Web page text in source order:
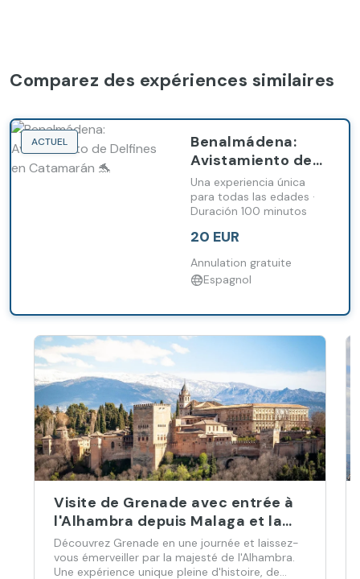
Comparez des expériences similaires
ACTUEL
Benalmádena:
Avistamiento de
Delfines en
Catamarán
Una experiencia única
para todas las edades ·
Duración 100 minutos
20 EUR
Annulation gratuite
Espagnol
Visite de Grenade avec entrée à
l'Alhambra depuis Malaga et la
Costa del Sol
Découvrez Grenade en une journée et laissez-
vous émerveiller par la majesté de l'Alhambra.
Une expérience unique pleine d'histoire, de